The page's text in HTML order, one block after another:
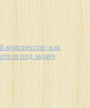
компрессор: как
под задачу